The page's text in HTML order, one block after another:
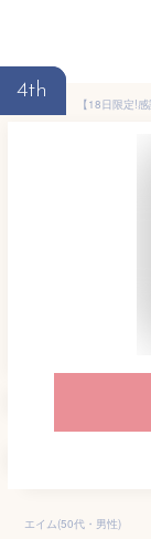
4th
エイム(50代・男性)